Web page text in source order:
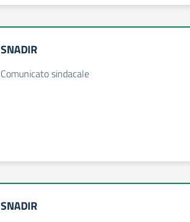
SNADIR
Comunicato sindacale
SNADIR